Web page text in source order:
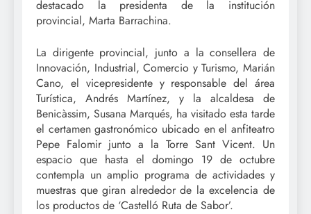
destacado la presidenta de la institución
provincial, Marta Barrachina.
La dirigente provincial, junto a la consellera de
Innovación, Industrial, Comercio y Turismo, Marián
Cano, el vicepresidente y responsable del área
Turística, Andrés Martínez, y la alcaldesa de
Benicàssim, Susana Marqués, ha visitado esta tarde
el certamen gastronómico ubicado en el anfiteatro
Pepe Falomir junto a la Torre Sant Vicent. Un
espacio que hasta el domingo 19 de octubre
contempla un amplio programa de actividades y
muestras que giran alrededor de la excelencia de
los productos de ‘Castelló Ruta de Sabor’.